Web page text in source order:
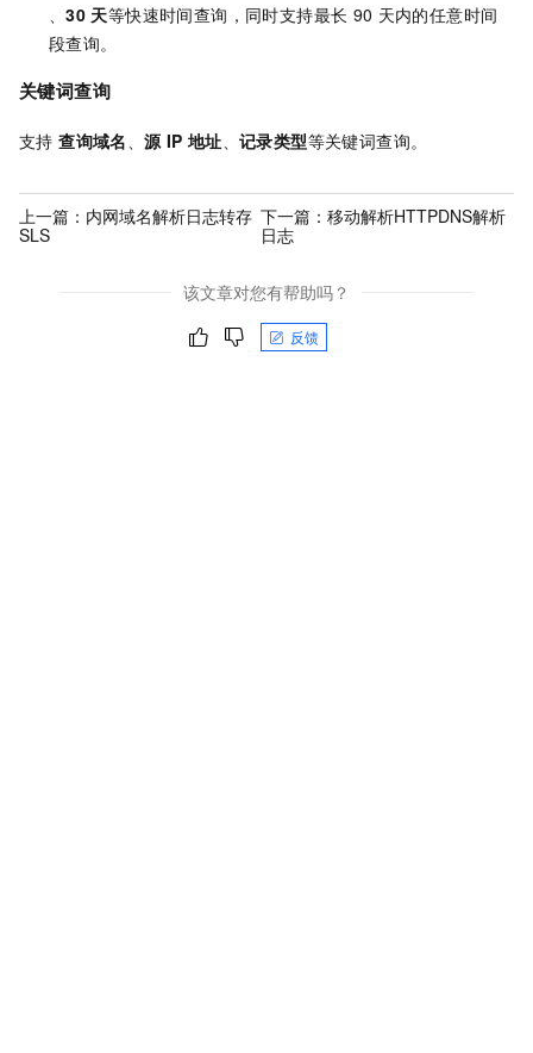
、30 天等快速时间查询，同时支持最长 90 天内的任意时间
段查询。
关键词查询
支持查询域名、源 IP 地址、记录类型等关键词查询。
上一篇： 内网域名解析日志转存
SLS
下一篇： 移动解析HTTPDNS解析
日志
该文章对您有帮助吗？
反馈